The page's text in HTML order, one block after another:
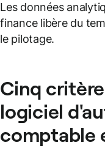
Les données
finance libère du
le pilotage.
Cinq
logiciel
comptable